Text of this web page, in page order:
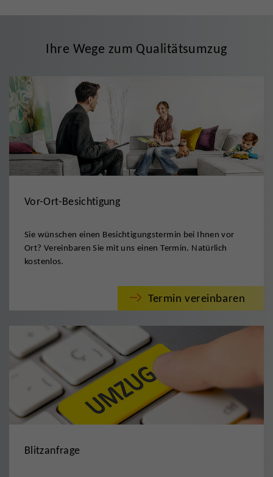
Ihre Wege zum Qualitätsumzug
Vor-Ort-Besichtigung
Sie wünschen einen Besichtigungstermin bei Ihnen vor
Ort? Vereinbaren Sie mit uns einen Termin. Natürlich
kostenlos.
Termin vereinbaren
Blitzanfrage